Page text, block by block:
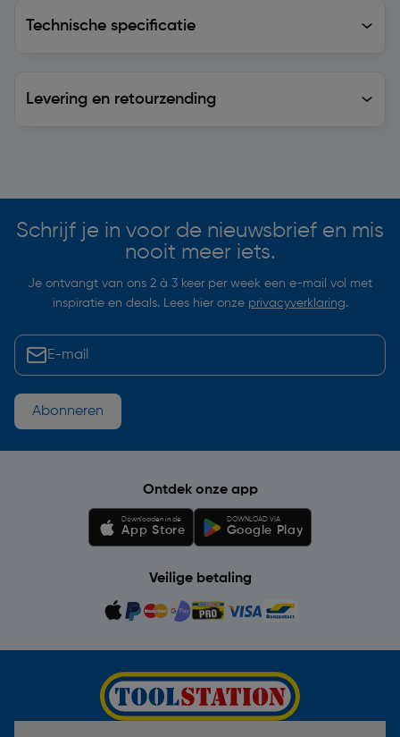
Technische specificatie
Levering en retourzending
Schrijf je in voor de nieuwsbrief en mis
nooit meer iets.
Je ontvangt van ons 2 à 3 keer per week een e-mail vol met
inspiratie en deals. Lees hier onze privacyverklaring.
Abonneren
Ontdek onze app
Downloaden in de
App Store
DOWNLOAD VIA
Google Play
Veilige betaling